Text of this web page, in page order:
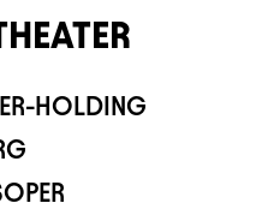
HOLDING